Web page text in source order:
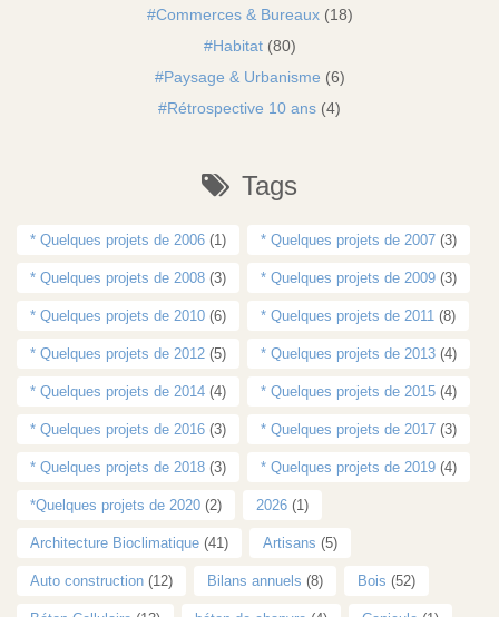
Commerces & Bureaux(18)
Habitat(80)
Paysage & Urbanisme (6)
Rétrospective 10 ans (4)
Tags
* Quelques projets de 2006 (1) * Quelques projets de 2007 (3)
* Quelques projets de 2008 (3) * Quelques projets de 2009 (3)
* Quelques projets de 2010 (6) * Quelques projets de 2011 (8)
* Quelques projets de 2012 (5) * Quelques projets de 2013 (4)
* Quelques projets de 2014 (4) * Quelques projets de 2015 (4)
* Quelques projets de 2016 (3) * Quelques projets de 2017 (3)
* Quelques projets de 2018 (3) * Quelques projets de 2019 (4)
*Quelques projets de 2020 (2) 2026 (1)
Architecture Bioclimatique (41) Artisans (5)
Auto construction (12) Bilans annuels (8) Bois (52)